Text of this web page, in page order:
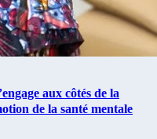
aux côtés de la
de la santé mentale